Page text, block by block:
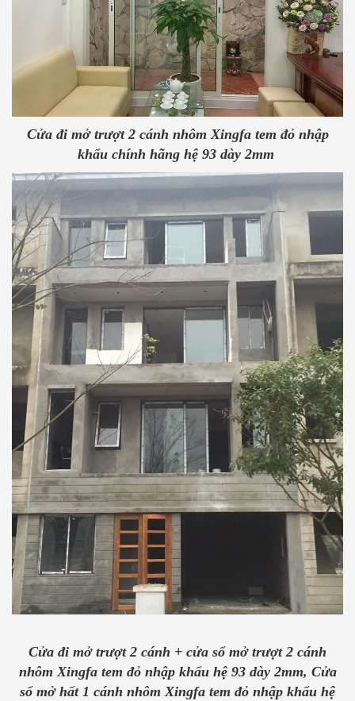
Cửa đi mở trượt 2 cánh nhôm Xingfa tem đỏ nhập
khẩu chính hãng hệ 93 dày 2mm
Cửa đi mở trượt 2 cánh + cửa sổ mở trượt 2 cánh
nhôm Xingfa tem đỏ nhập khẩu hệ 93 dày 2mm, Cửa
sổ mở hất 1 cánh nhôm Xingfa tem đỏ nhập khẩu hệ